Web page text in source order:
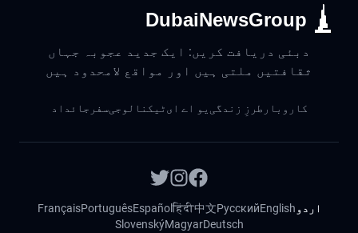
DubaiNewsGroup
دبئی دریافت کریں: ایک جدید عجوبہ جہاں
ثقافتیں ملتی ہیں اور مواقع لامحدود ہیں
کاروبار طرزِ زندگی یو اے ایٹیکنالوجیسفر جائداد
اردو English
Русский
中文
हिंदी
Español
Português
Français
Deutsch
Magyar
Slovenský